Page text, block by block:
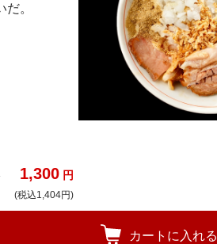
。
1,300 円
(税込1,404円)
カートに入れる